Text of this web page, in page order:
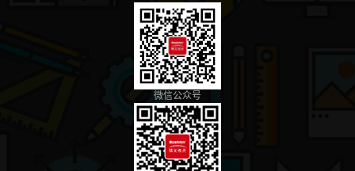
微信公众号